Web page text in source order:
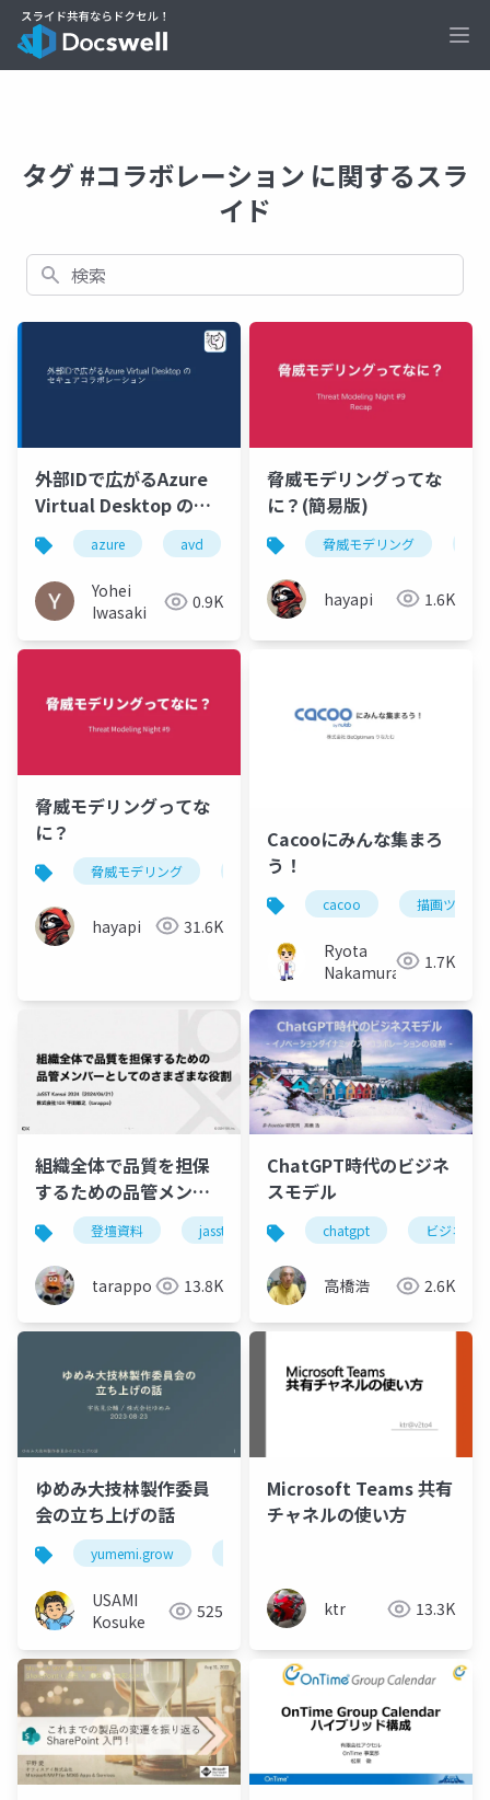
タグ #コラボレーション に関するスラ
イド
検索
外部IDで広がるAzure
Virtual Desktop のセ
キュアコラボレーショ
ン
azure avd
Yohei
Iwasaki
0.9K
脅威モデリングってな
に？(簡易版)
脅威モデリング
hayapi 1.6K
脅威モデリングってな
に？
脅威モデリング threat modeling
hayapi 31.6K
Cacooにみんな集まろ
う！
cacoo 描画ツール
Ryota
Nakamura
1.7K
組織全体で品質を担保
するための品管メンバ
ーとしてのさまざまな
役割
登壇資料 jasst jasst kansai qa
tarappo 13.8K
ChatGPT時代のビジネ
スモデル
chatgpt ビジネス
高橋浩 2.6K
ゆめみ大技林製作委員
会の立ち上げの話
yumemi.grow
USAMI
Kosuke
525
Microsoft Teams 共有
チャネルの使い方
ktr 13.3K